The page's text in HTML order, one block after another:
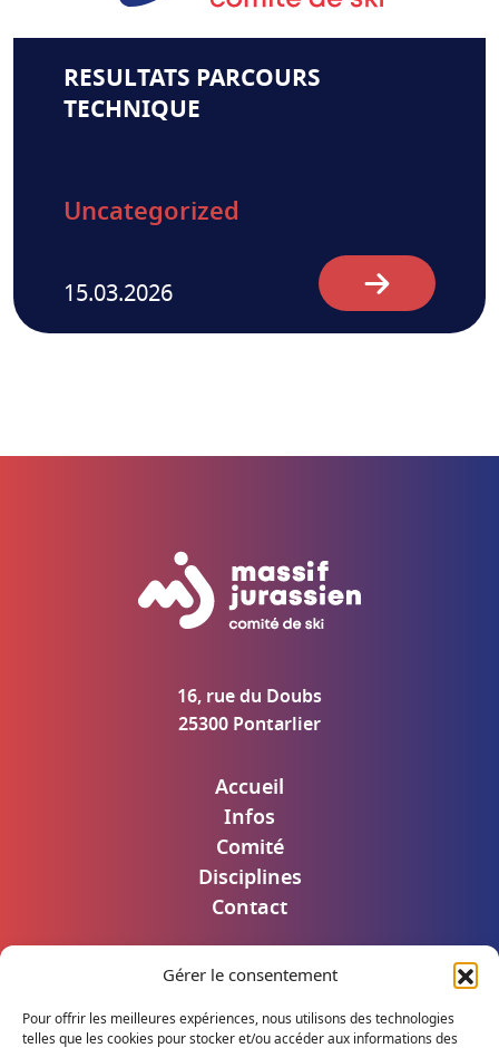
Gérer le consentement
Pour offrir les meilleures expériences, nous utilisons des technologies
telles que les cookies pour stocker et/ou accéder aux informations des
RESULTATS PARCOURS
TECHNIQUE
Uncategorized
15.03.2026
16, rue du Doubs
25300 Pontarlier
Accueil
Infos
Comité
Disciplines
Contact
Mentions légales
Accès utilisateur